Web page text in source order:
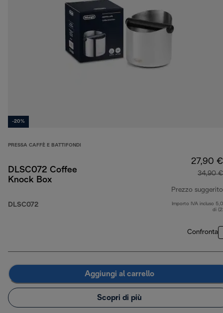
-20%
PRESSA CAFFÈ E BATTIFONDI
DLSC072 Coffee
Knock Box
DLSC072
27,90 €
34,90 €
Prezzo suggerito
Importo IVA incluso
di
Confronta
Aggiungi al carrello
Scopri di più